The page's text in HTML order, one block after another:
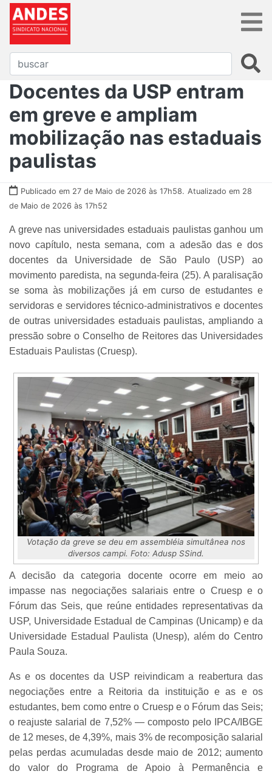
Docentes da USP entram
em greve e ampliam
mobilização nas estaduais
paulistas
Publicado em 27 de Maio de 2026 às 17h58. Atualizado em 28
de Maio de 2026 às 17h52
A greve nas universidades estaduais paulistas ganhou um
novo capítulo, nesta semana, com a adesão das e dos
docentes da Universidade de São Paulo (USP) ao
movimento paredista, na segunda-feira (25). A paralisação
se soma às mobilizações já em curso de estudantes e
servidoras e servidores técnico-administrativos e docentes
de outras universidades estaduais paulistas, ampliando a
pressão sobre o Conselho de Reitores das Universidades
Estaduais Paulistas (Cruesp).
Votação da greve se deu em assembléia simultânea nos
diversos campi. Foto: Adusp SSind.
A decisão da categoria docente ocorre em meio ao
impasse nas negociações salariais entre o Cruesp e o
Fórum das Seis, que reúne entidades representativas da
USP, Universidade Estadual de Campinas (Unicamp) e da
Universidade Estadual Paulista (Unesp), além do Centro
Paula Souza.
As e os docentes da USP reivindicam a reabertura das
negociações entre a Reitoria da instituição e as e os
estudantes, bem como entre o Cruesp e o Fórum das Seis;
o reajuste salarial de 7,52% — composto pelo IPCA/IBGE
de 12 meses, de 4,39%, mais 3% de recomposição salarial
pelas perdas acumuladas desde maio de 2012; aumento
do valor do Programa de Apoio à Permanência e